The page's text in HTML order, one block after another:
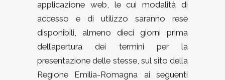
applicazione web, le cui modalità di
accesso e di utilizzo saranno rese
disponibili, almeno dieci giorni prima
dell’apertura dei termini per la
presentazione delle stesse, sul sito della
Regione Emilia-Romagna ai seguenti